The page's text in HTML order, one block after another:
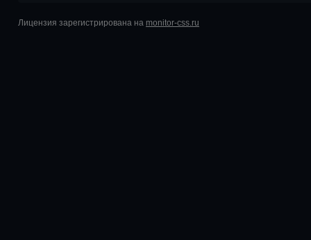
Лицензия зарегистрирована на monitor-css.ru